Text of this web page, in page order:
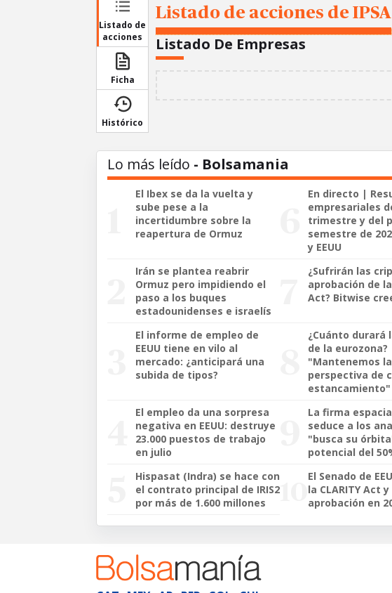
Listado de
acciones
Ficha
Histórico
Listado de acciones de IPSA
Listado De Empresas
Lo más leído - Bolsamania
El Ibex se da la vuelta y
sube pese a la
incertidumbre sobre la
reapertura de Ormuz
Irán se plantea reabrir
Ormuz pero impidiendo el
paso a los buques
estadounidenses e israelís
El informe de empleo de
EEUU tiene en vilo al
mercado: ¿anticipará una
subida de tipos?
El empleo da una sorpresa
negativa en EEUU: destruye
23.000 puestos de trabajo
en julio
Hispasat (Indra) se hace con
el contrato principal de IRIS2
por más de 1.600 millones
En directo |
empresariales
trimestre y del
semestre de
y EEUU
¿Sufrirán las
aprobación de la
Act? Bitwise
¿Cuánto durará
de la eurozona?
"Mantenemos la
perspectiva de
estancamiento"
La firma
seduce a los
"busca su
potencial del
El Senado de
la CLARITY Act y
aprobación en